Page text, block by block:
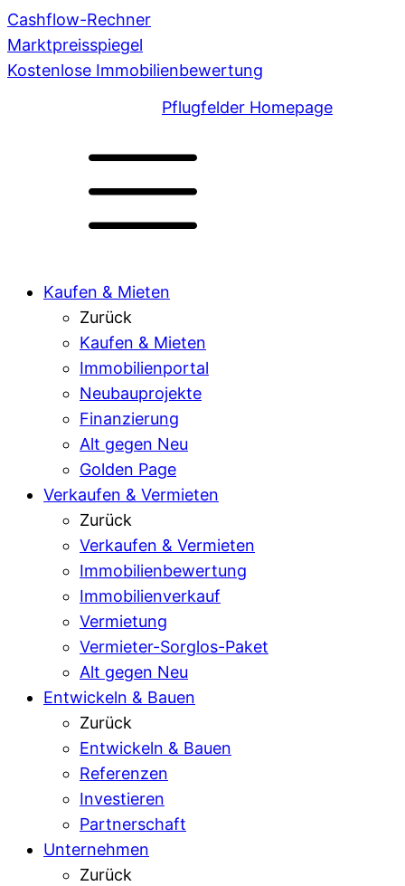
Cashflow-Rechner
Marktpreisspiegel
Kostenlose Immobilienbewertung
Pflugfelder Homepage
Kaufen & Mieten
Zurück
Kaufen & Mieten
Immobilienportal
Neubauprojekte
Finanzierung
Alt gegen Neu
Golden Page
Verkaufen & Vermieten
Zurück
Verkaufen & Vermieten
Immobilienbewertung
Immobilienverkauf
Vermietung
Vermieter-Sorglos-Paket
Alt gegen Neu
Entwickeln & Bauen
Zurück
Entwickeln & Bauen
Referenzen
Investieren
Partnerschaft
Unternehmen
Zurück